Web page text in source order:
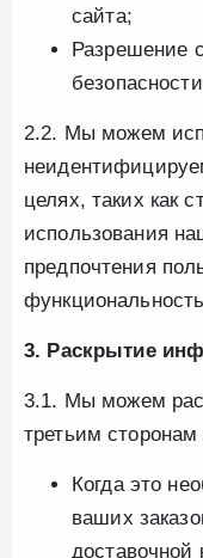
сайта;
Разрешение
2.2. Мы можем
целях, таких как
использования
предпочтения
3. Раскрытие
3.1. Мы можем
третьим
Когда это
ваших
доставочной